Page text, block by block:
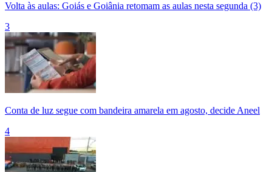
Volta às aulas: Goiás e Goiânia retomam as aulas nesta segunda (3)
3
Conta de luz segue com bandeira amarela em agosto, decide Aneel
4